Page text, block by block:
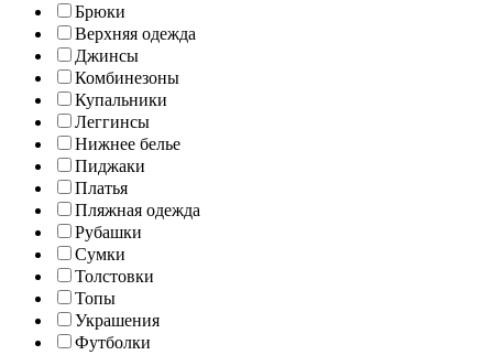
Брюки
Верхняя одежда
Джинсы
Комбинезоны
Купальники
Леггинсы
Нижнее белье
Пиджаки
Платья
Пляжная одежда
Рубашки
Сумки
Толстовки
Топы
Украшения
Футболки